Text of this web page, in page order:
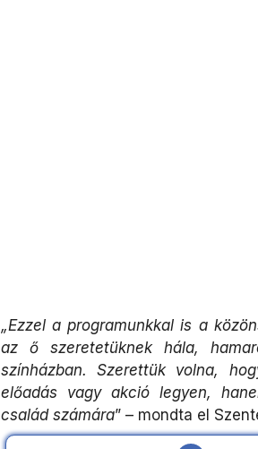
„Ezzel a programunkkal is a
az ő szeretetüknek hála,
színházban. Szerettük volna,
előadás vagy akció legyen,
család számára​​​​​​​​​​​​​​​” – mondta el